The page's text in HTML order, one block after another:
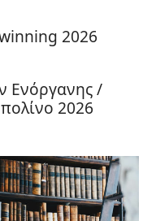
2026
Ενόργανης /
2026